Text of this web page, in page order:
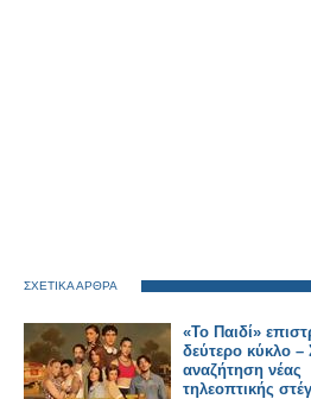
ΣΧΕΤΙΚΑ ΑΡΘΡΑ
«Το Παιδί»
δεύτερο κύκλο –
αναζήτηση νέας
τηλεοπτικής